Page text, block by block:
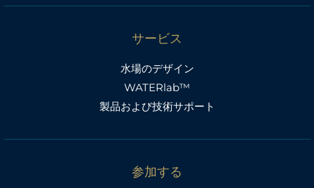
サービス
水場のデザイン
WATERlab™
製品および技術サポート
参加する